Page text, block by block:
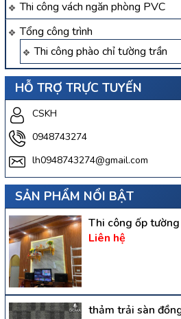
Thi công vách ngăn phòng PVC
Tổng công trình
Thi công phào chỉ tường trần
HỖ TRỢ TRỰC TUYẾN
CSKH
0948743274
lh0948743274@gmail.com
SẢN PHẨM NỔI BẬT
Thi công ốp
Liên hệ
thảm trải sàn